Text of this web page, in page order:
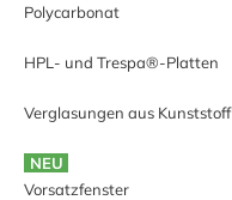
Polycarbonat
HPL- und Trespa®-Platten
Verglasungen aus Kunststoff
NEU
Vorsatzfenster